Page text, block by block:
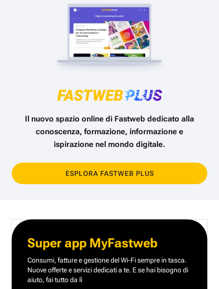
Il nuovo spazio online di Fastweb dedicato alla
conoscenza, formazione, informazione e
ispirazione nel mondo digitale.
ESPLORA FASTWEB PLUS
Super app MyFastweb
Consumi, fatture e gestione del Wi-Fi sempre in tasca.
Nuove offerte e servizi dedicati a te. E se hai bisogno di
aiuto, fai tutto da lì